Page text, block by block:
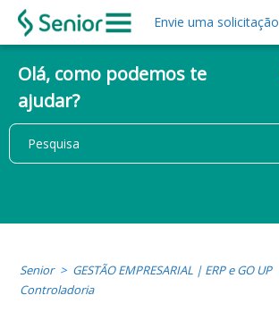
Envie uma solicitação
Olá, como podemos te
ajudar?
Senior GESTÃO EMPRESARIAL | ERP e GO UP
Controladoria